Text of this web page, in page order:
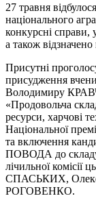
27 травня
національного
конкурсні справи,
а також
Присутні
присудження
Володимиру
«Продовольча
ресурси, харчові
Національної
та включення
ПОВОДА до складу
лічильної комісії
СПАСЬКИХ,
РОГОВЕНКО.